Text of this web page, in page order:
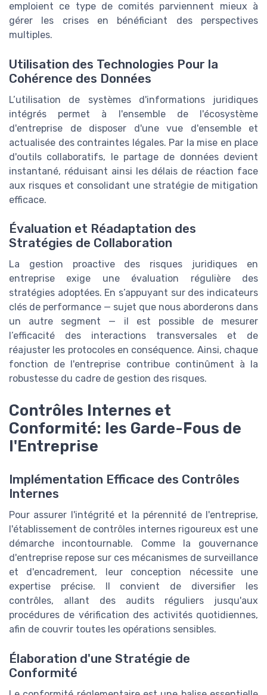
emploient ce type de comités parviennent mieux à
gérer les crises en bénéficiant des perspectives
multiples.
Utilisation des Technologies Pour la
Cohérence des Données
L’utilisation de systèmes d'informations juridiques
intégrés permet à l'ensemble de l'écosystème
d'entreprise de disposer d'une vue d'ensemble et
actualisée des contraintes légales. Par la mise en place
d'outils collaboratifs, le partage de données devient
instantané, réduisant ainsi les délais de réaction face
aux risques et consolidant une stratégie de mitigation
efficace.
Évaluation et Réadaptation des
Stratégies de Collaboration
La gestion proactive des risques juridiques en
entreprise exige une évaluation régulière des
stratégies adoptées. En s’appuyant sur des indicateurs
clés de performance — sujet que nous aborderons dans
un autre segment — il est possible de mesurer
l’efficacité des interactions transversales et de
réajuster les protocoles en conséquence. Ainsi, chaque
fonction de l'entreprise contribue continûment à la
robustesse du cadre de gestion des risques.
Contrôles Internes et
Conformité: les Garde-Fous de
l'Entreprise
Implémentation Efficace des Contrôles
Internes
Pour assurer l'intégrité et la pérennité de l'entreprise,
l'établissement de contrôles internes rigoureux est une
démarche incontournable. Comme la gouvernance
d'entreprise repose sur ces mécanismes de surveillance
et d'encadrement, leur conception nécessite une
expertise précise. Il convient de diversifier les
contrôles, allant des audits réguliers jusqu'aux
procédures de vérification des activités quotidiennes,
afin de couvrir toutes les opérations sensibles.
Élaboration d'une Stratégie de
Conformité